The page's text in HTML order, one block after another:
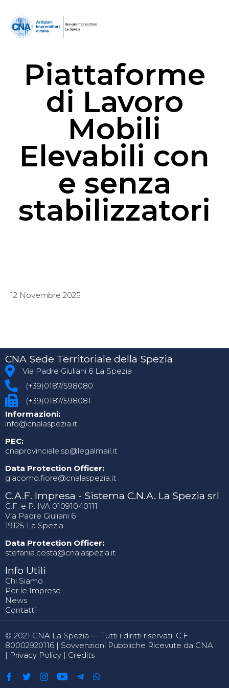
Piattaforme
di Lavoro
Mobili
Elevabili con
e senza
stabilizzatori
12 Novembre 2025
CNA Sede Territoriale della Spezia
Via Padre Giuliani 6 La Spezia
(+39)0187/598080
(+39)0187/598081
Informazioni:
info@cnalaspezia.it
PEC:
cnaprovinciale.sp@legalmail.it
Data Protection Officer:
giacomo.fiore@cnalaspezia.it
C.A.F. Impresa - Sistema C.N.A. La Spezia srl
C.F. e P. IVA 01091040111
Via Padre Giuliani 6
19125 La Spezia
Data Protection Officer:
stefania.costa@cnalaspezia.it
Info Utili
Chi Siamo
Per le Imprese
News
Contatti
© 2021 CNA La Spezia — Tutti i diritti riservati. C.F.
80002920116 | Sovvenzioni Pubbliche Ricevute da CNA
| Privacy Policy | Credits